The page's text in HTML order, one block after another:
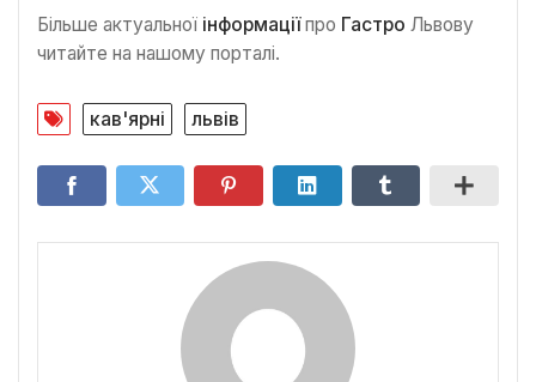
Більше актуальної інформаціїпро Гастро Львову
читайте на нашому порталі.
кав'ярні львів